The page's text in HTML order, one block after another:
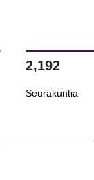
2,192
Seurakuntia